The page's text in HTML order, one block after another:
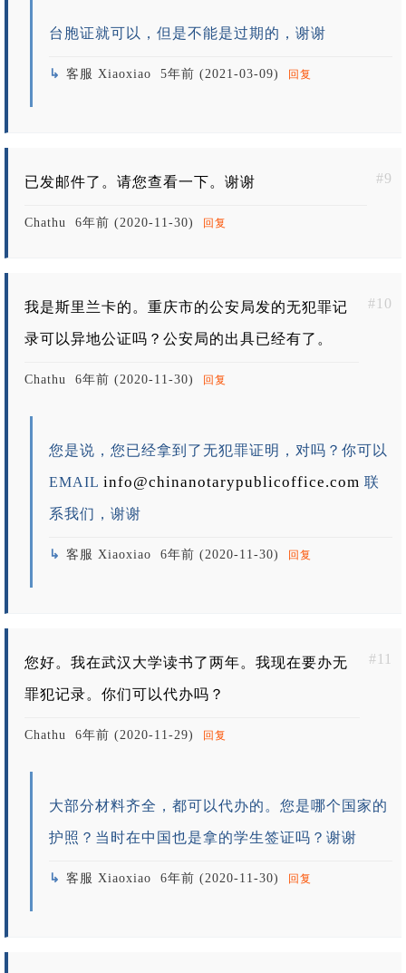
台胞证就可以，但是不能是过期的，谢谢
客服 Xiaoxiao 5年前 (2021-03-09) 回复
#9
已发邮件了。请您查看一下。谢谢
Chathu 6年前 (2020-11-30) 回复
#10
我是斯里兰卡的。重庆市的公安局发的无犯罪记
录可以异地公证吗？公安局的出具已经有了。
Chathu 6年前 (2020-11-30) 回复
您是说，您已经拿到了无犯罪证明，对吗？你可以
EMAIL info@chinanotarypublicoffice.com 联
系我们，谢谢
客服 Xiaoxiao 6年前 (2020-11-30) 回复
#11
您好。我在武汉大学读书了两年。我现在要办无
罪犯记录。你们可以代办吗？
Chathu 6年前 (2020-11-29) 回复
大部分材料齐全，都可以代办的。您是哪个国家的
护照？当时在中国也是拿的学生签证吗？谢谢
客服 Xiaoxiao 6年前 (2020-11-30) 回复